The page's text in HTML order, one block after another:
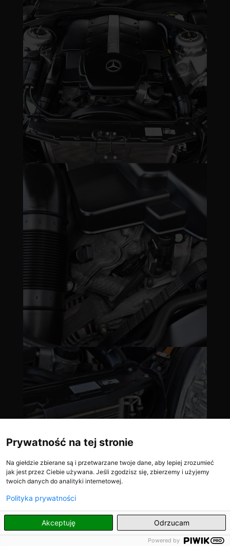
PL
Prywatność na tej stronie
Na giełdzie zbierane są i przetwarzane twoje dane, aby lepiej zrozumieć
jak jest przez Ciebie używana. Jeśli zgodzisz się, zbierzemy i użyjemy
twoich danych do analityki internetowej.
Polityka prywatności
Akceptuję Odrzucam
Powered by